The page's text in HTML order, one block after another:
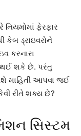
ફેરફાર
કેબ ડ્રાઇવરોને
કરનારા
થઈ શકે છે. પરંતુ
માહિતી આપવા જઈ
રીતે શક્ય છે?
સિસ્ટમ